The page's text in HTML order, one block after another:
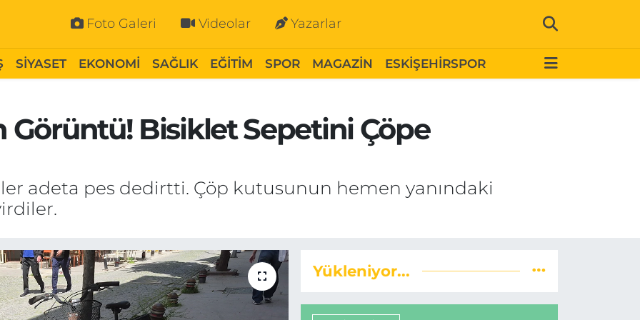
Foto Galeri Videolar Yazarlar
SİYASET EKONOMİ SAĞLIK EĞİTİM SPOR MAGAZİN ESKİŞEHİRSPOR
Görüntü! Bisiklet Sepetini Çöpe
adeta pes dedirtti. Çöp kutusunun hemen yanındaki
Yükleniyor...